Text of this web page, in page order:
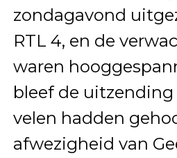
zondagavond
RTL 4, en de
waren
bleef de
velen hadden
afwezigheid van